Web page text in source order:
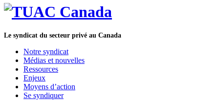
Le syndicat du secteur privé au Canada
Notre syndicat
Médias et nouvelles
Ressources
Enjeux
Moyens d’action
Se syndiquer